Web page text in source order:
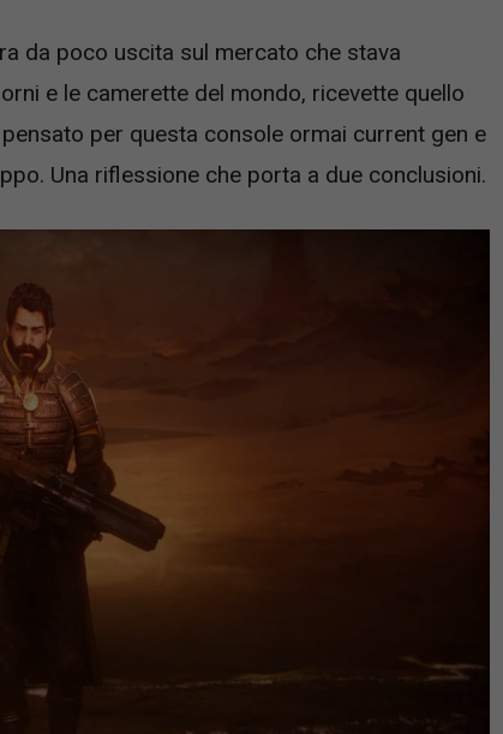
da poco uscita sul mercato che stava
e le camerette del mondo, ricevette quello
per questa console ormai current gen e
Una riflessione che porta a due conclusioni.